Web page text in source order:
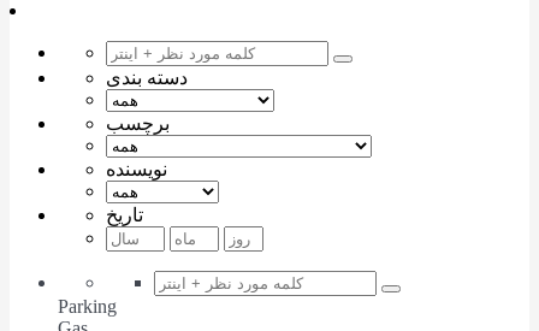
دسته بندی
برچسب
نویسنده
تاریخ
Parking